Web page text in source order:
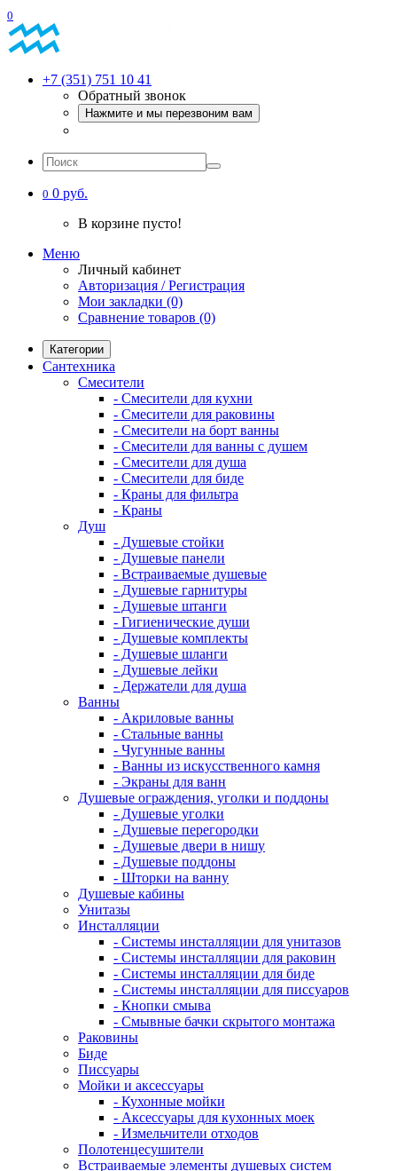
0
+7 (351) 751 10 41
Обратный звонок
Нажмите и мы перезвоним вам
0 0 руб.
В корзине пусто!
Меню
Личный кабинет
Авторизация / Регистрация
Мои закладки (0)
Сравнение товаров (0)
Категории
Сантехника
Смесители
- Смесители для кухни
- Смесители для раковины
- Смесители на борт ванны
- Смесители для ванны с душем
- Смесители для душа
- Смесители для биде
- Краны для фильтра
- Краны
Душ
- Душевые стойки
- Душевые панели
- Встраиваемые душевые
- Душевые гарнитуры
- Душевые штанги
- Гигиенические души
- Душевые комплекты
- Душевые шланги
- Душевые лейки
- Держатели для душа
Ванны
- Акриловые ванны
- Стальные ванны
- Чугунные ванны
- Ванны из искусственного камня
- Экраны для ванн
Душевые ограждения, уголки и поддоны
- Душевые уголки
- Душевые перегородки
- Душевые двери в нишу
- Душевые поддоны
- Шторки на ванну
Душевые кабины
Унитазы
Инсталляции
- Системы инсталляции для унитазов
- Системы инсталляции для раковин
- Системы инсталляции для биде
- Системы инсталляции для писсуаров
- Кнопки смыва
- Смывные бачки скрытого монтажа
Раковины
Биде
Писсуары
Мойки и аксессуары
- Кухонные мойки
- Аксессуары для кухонных моек
- Измельчители отходов
Полотенцесушители
Встраиваемые элементы душевых систем